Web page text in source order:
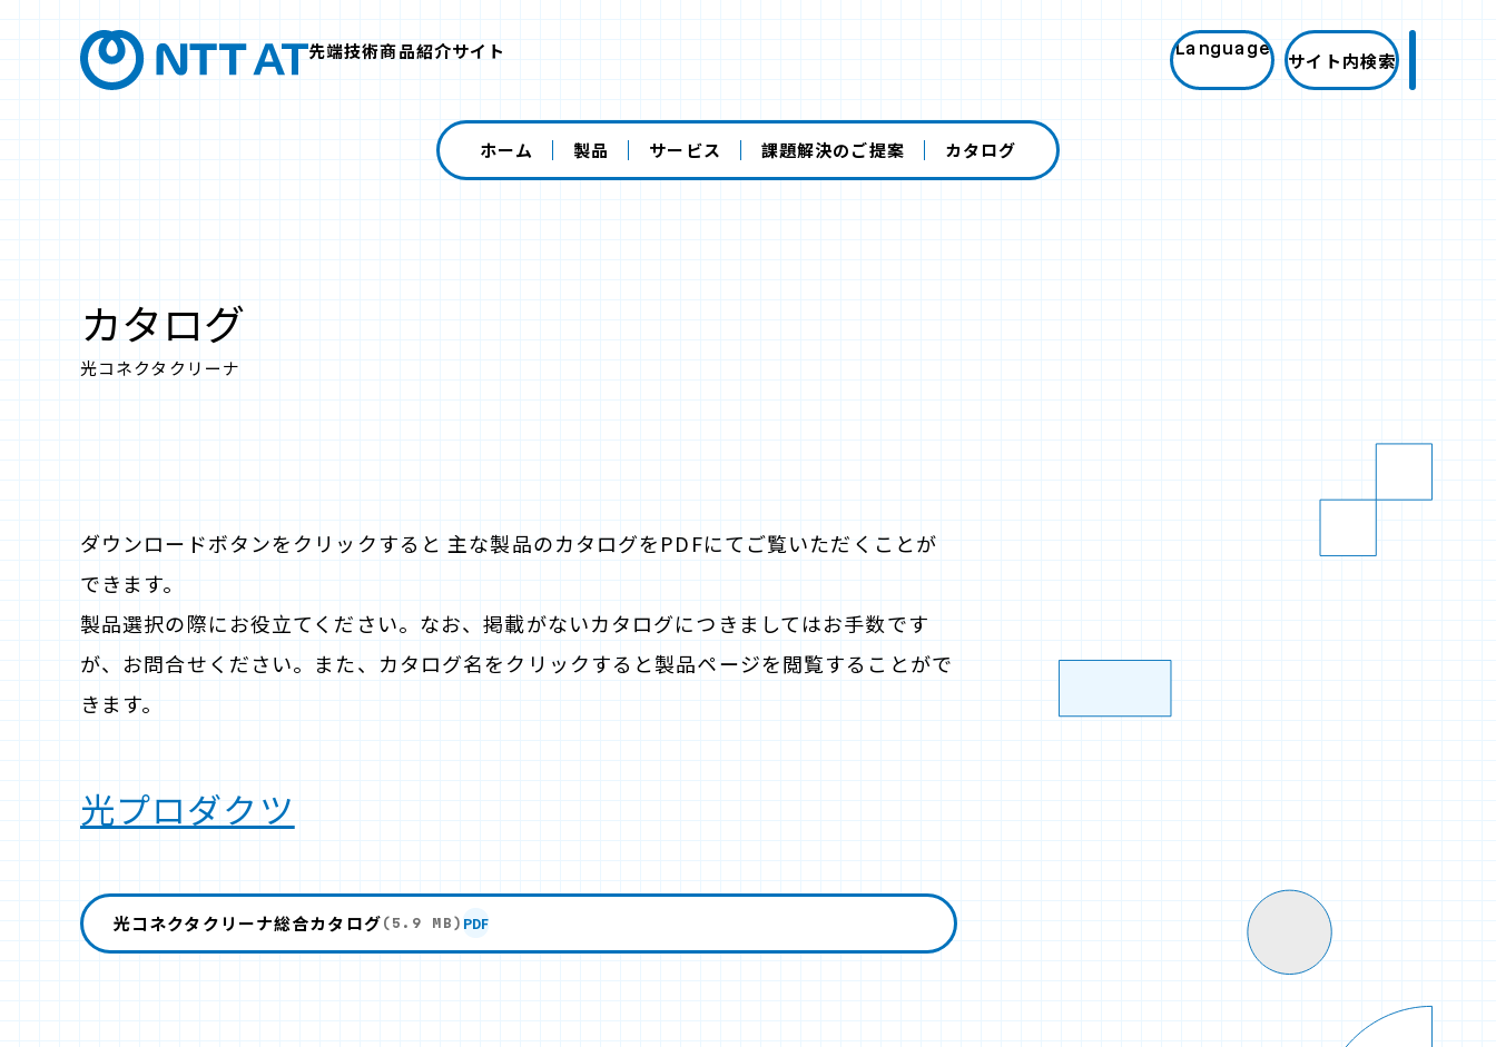
先端技術商品紹介サイト Language
サイト内検索
ホーム 製品 サービス 課題解決のご提案 カタログ
カタログ
光コネクタクリーナ
ダウンロードボタンをクリックすると 主な製品のカタログをPDFにてご覧いただくことが
できます。
製品選択の際にお役立てください。なお、掲載がないカタログにつきましてはお手数です
が、お問合せください。また、カタログ名をクリックすると製品ページを閲覧することがで
きます。
光プロダクツ
光コネクタクリーナ総合カタログ (5.9 MB) PDF